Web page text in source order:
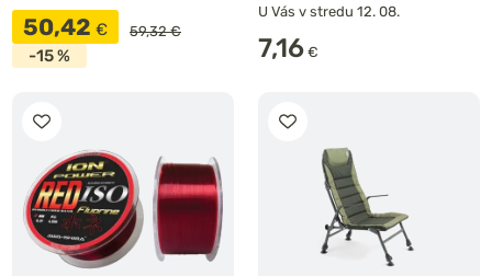
50,42 € 59,32 €
-15 %
U Vás v stredu 12. 08.
7,16 €